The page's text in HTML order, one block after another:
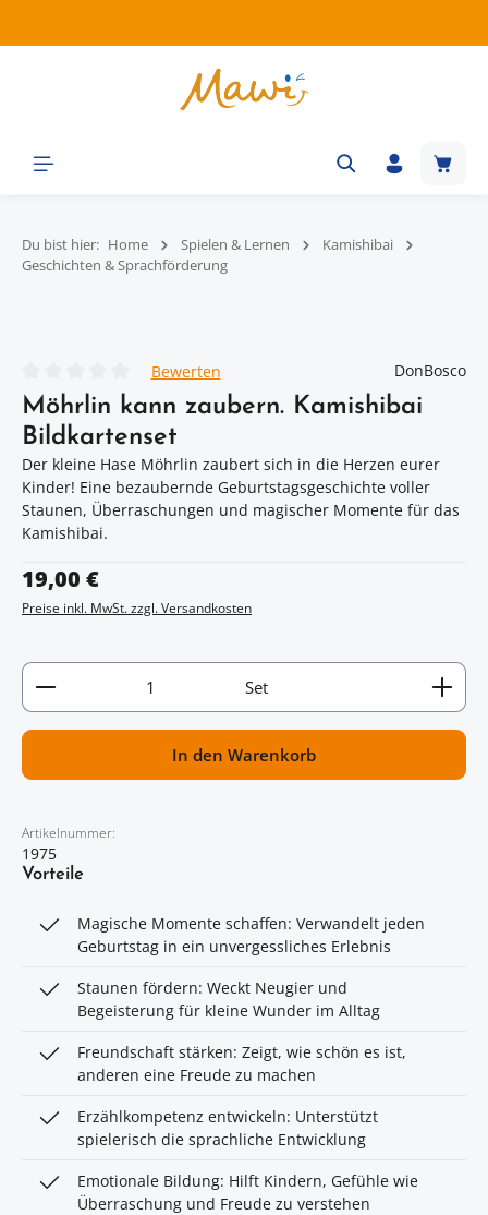
Du bist hier: Home Spielen & Lernen
Kamishibai
Geschichten & Sprachförderung
Durchschnittliche Bewertung von 0 von 5 Sternen
Bewerten DonBosco
Möhrlin kann zaubern. Kamishibai
Bildkartenset
Der kleine Hase Möhrlin zaubert sich in die Herzen eurer
Kinder! Eine bezaubernde Geburtstagsgeschichte voller
Staunen, Überraschungen und magischer Momente für das
Kamishibai.
Regulärer Preis:
19,00 €
Preise inkl. MwSt. zzgl. Versandkosten
Artikel Anzahl: Gib den gewünschten Wert ein
Set
In den Warenkorb
Artikelnummer:
1975
Vorteile
Magische Momente schaffen: Verwandelt jeden
Geburtstag in ein unvergessliches Erlebnis
Staunen fördern: Weckt Neugier und
Begeisterung für kleine Wunder im Alltag
Freundschaft stärken: Zeigt, wie schön es ist,
anderen eine Freude zu machen
Erzählkompetenz entwickeln: Unterstützt
spielerisch die sprachliche Entwicklung
Emotionale Bildung: Hilft Kindern, Gefühle wie
Überraschung und Freude zu verstehen